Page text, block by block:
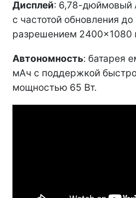
Дисплей: 6,78-дюймовый
с частотой обновления до
разрешением 2400×1080
Автономность: батарея
мАч с поддержкой
мощностью 65 Вт.